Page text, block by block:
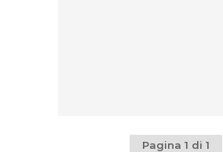
Pagina 1 di 1